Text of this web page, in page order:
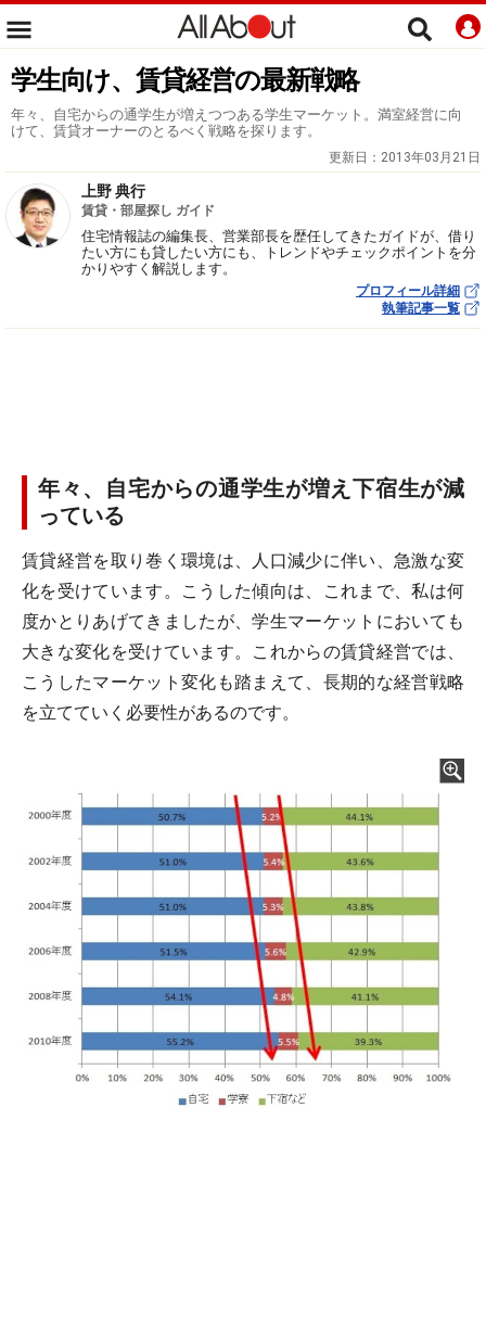
学生向け、賃貸経営の最新戦略
年々、自宅からの通学生が増えつつある学生マーケット。満室経営に向
けて、賃貸オーナーのとるべく戦略を探ります。
更新日： 2013年03月21日
上野 典行
賃貸・部屋探し ガイド
住宅情報誌の編集長、営業部長を歴任してきたガイドが、借り
たい方にも貸したい方にも、トレンドやチェックポイントを分
かりやすく解説します。
プロフィール詳細
執筆記事一覧
年々、自宅からの通学生が増え下宿生が減
っている
賃貸経営を取り巻く環境は、人口減少に伴い、急激な変
化を受けています。こうした傾向は、これまで、私は何
度かとりあげてきましたが、学生マーケットにおいても
大きな変化を受けています。これからの賃貸経営では、
こうしたマーケット変化も踏まえて、長期的な経営戦略
を立てていく必要性があるのです。